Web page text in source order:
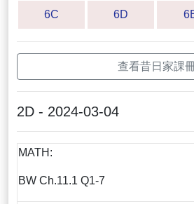
6C 6D
查看昔日家課
2D - 2024-03-04
MATH:
BW Ch.11.1 Q1-7